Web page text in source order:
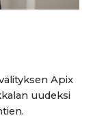
Apix
uudeksi